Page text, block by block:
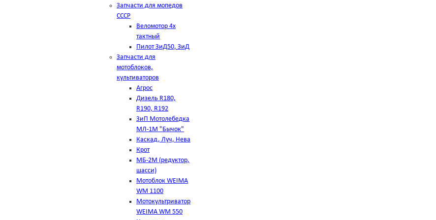
Запчасти для мопедов
СССР
Веломотор 4х
тактный
Пилот ЗиД50, ЗиД
Запчасти для
мотоблоков,
культиваторов
Агрос
Дизель R180,
R190, R192
ЗиП Мотолебедка
МЛ-1М "Бычок"
Каскад, Луч, Нева
Крот
МБ-2М (редуктор,
шасси)
Мотоблок WEIMA
WM 1100
Мотокультриватор
WEIMA WM 550